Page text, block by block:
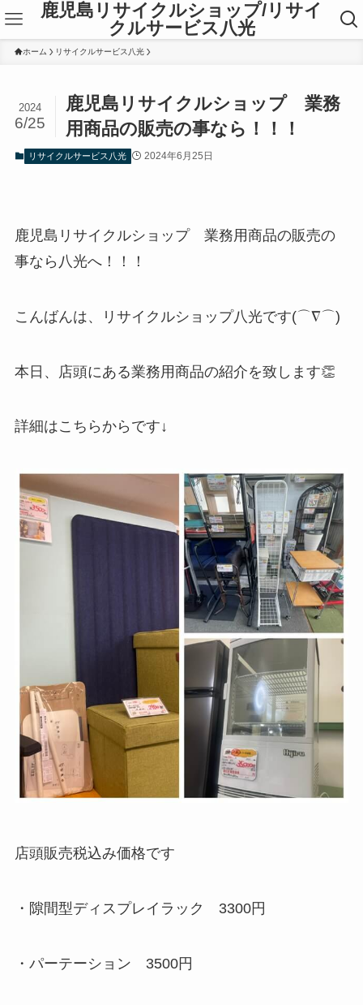
鹿児島リサイクルショップ/リサイ
クルサービス八光
ホーム リサイクルサービス八光
鹿児島リサイクルショップ 業務
用商品の販売の事なら！！！
2024
6/25
リサイクルサービス八光 2024年6月25日
鹿児島リサイクルショップ 業務用商品の販売の
事なら八光へ！！！
こんばんは、リサイクルショップ八光です(⌒∇⌒)
本日、店頭にある業務用商品の紹介を致します👏
詳細はこちらからです↓
店頭販売税込み価格です
・隙間型ディスプレイラック 3300円
・パーテーション 3500円